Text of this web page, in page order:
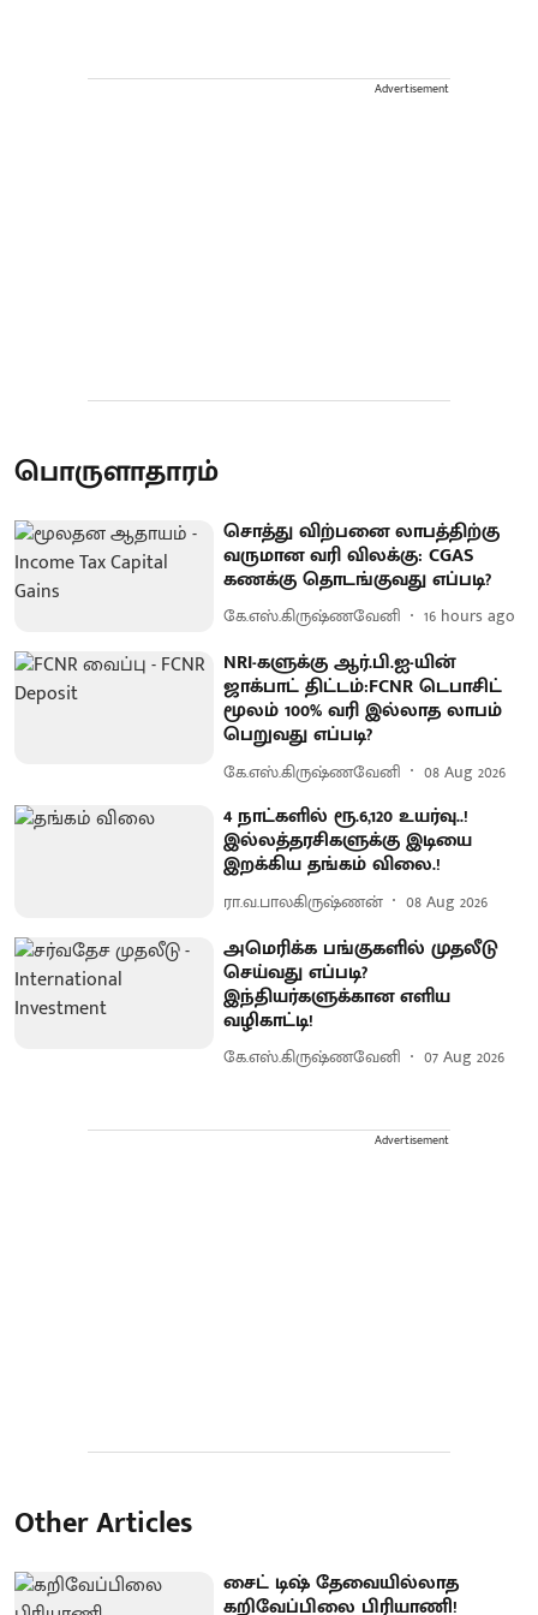
Advertisement
பொருளாதாரம்
சொத்து விற்பனை லாபத்திற்கு
வருமான வரி விலக்கு: CGAS
கணக்கு தொடங்குவது எப்படி?
கே.எஸ்.கிருஷ்ணவேனி 16 hours ago
NRI-களுக்கு ஆர்.பி.ஐ-யின்
ஜாக்பாட் திட்டம்:FCNR டெபாசிட்
மூலம் 100% வரி இல்லாத லாபம்
பெறுவது எப்படி?
கே.எஸ்.கிருஷ்ணவேனி 08 Aug 2026
4 நாட்களில் ரூ.6,120 உயர்வு..!
இல்லத்தரசிகளுக்கு இடியை
இறக்கிய தங்கம் விலை.!
ரா.வ.பாலகிருஷ்ணன் 08 Aug 2026
அமெரிக்க பங்குகளில் முதலீடு
செய்வது எப்படி?
இந்தியர்களுக்கான எளிய
வழிகாட்டி!
கே.எஸ்.கிருஷ்ணவேனி 07 Aug 2026
Advertisement
Other Articles
சைட் டிஷ் தேவையில்லாத
கறிவேப்பிலை பிரியாணி!